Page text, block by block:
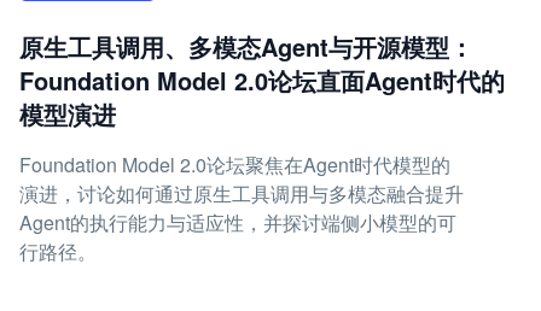
原生工具调用、多模态Agent与开源模型：
Foundation Model 2.0论坛直面Agent时代的
模型演进
Foundation Model 2.0论坛聚焦在Agent时代模型的
演进，讨论如何通过原生工具调用与多模态融合提升
Agent的执行能力与适应性，并探讨端侧小模型的可
行路径。